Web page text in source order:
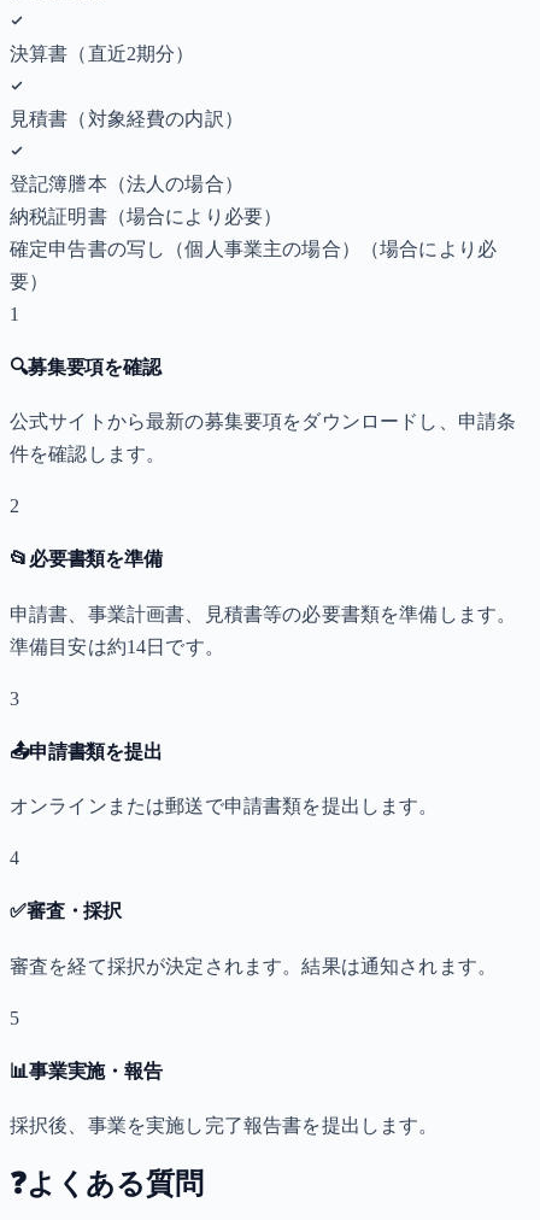
決算書（直近2期分）
見積書（対象経費の内訳）
登記簿謄本（法人の場合）
納税証明書（場合により必要）
確定申告書の写し（個人事業主の場合）
（場合により必
要）
1
🔍募集要項を確認
公式サイトから最新の募集要項をダウンロードし、申請条
件を確認します。
2
📂 必要書類を準備
申請書、事業計画書、見積書等の必要書類を準備します。
準備目安は約14日です。
3
📤申請書類を提出
オンラインまたは郵送で申請書類を提出します。
4
✅審査・採択
審査を経て採択が決定されます。結果は通知されます。
5
📊事業実施・報告
採択後、事業を実施し完了報告書を提出します。
❓よくある質問